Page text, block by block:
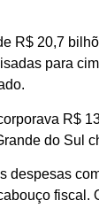
R$ 20,7
para
R$
do Sul
despesas